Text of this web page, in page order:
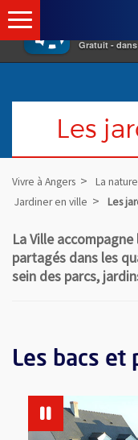
×
Gratuit -
Les
Vivre à Angers La
Jardiner en ville
Les
La Ville
partagés dans les
sein des parcs,
Les bacs et